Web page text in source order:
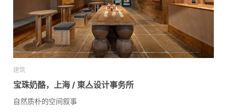
建筑
宝珠奶酪，上海 / 東亼设计事务所
自然质朴的空间叙事